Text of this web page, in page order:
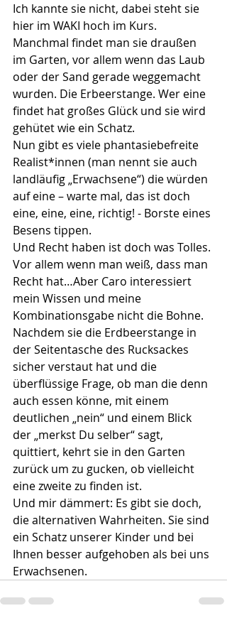
Ich kannte sie nicht, dabei steht sie
hier im WAKI hoch im Kurs.
Manchmal findet man sie draußen
im Garten, vor allem wenn das Laub
oder der Sand gerade weggemacht
wurden. Die Erbeerstange. Wer eine
findet hat großes Glück und sie wird
gehütet wie ein Schatz.
Nun gibt es viele phantasiebefreite
Realist*innen (man nennt sie auch
landläufig „Erwachsene“) die würden
auf eine – warte mal, das ist doch
eine, eine, eine, richtig! - Borste eines
Besens tippen.
Und Recht haben ist doch was Tolles.
Vor allem wenn man weiß, dass man
Recht hat…Aber Caro interessiert
mein Wissen und meine
Kombinationsgabe nicht die Bohne.
Nachdem sie die Erdbeerstange in
der Seitentasche des Rucksackes
sicher verstaut hat und die
überflüssige Frage, ob man die denn
auch essen könne, mit einem
deutlichen „nein“ und einem Blick
der „merkst Du selber“ sagt,
quittiert, kehrt sie in den Garten
zurück um zu gucken, ob vielleicht
eine zweite zu finden ist.
Und mir dämmert: Es gibt sie doch,
die alternativen Wahrheiten. Sie sind
ein Schatz unserer Kinder und bei
Ihnen besser aufgehoben als bei uns
Erwachsenen.